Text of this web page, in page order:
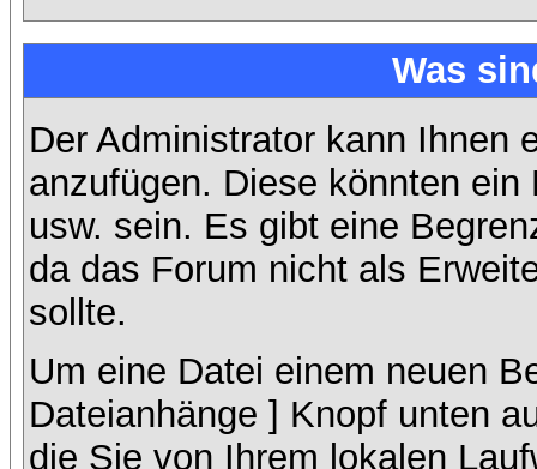
Was
Der Administrator kann Ihnen
anzufügen. Diese könnten
usw. sein. Es gibt eine
da das Forum nicht als
sollte.
Um eine Datei einem neuen
Dateianhänge ] Knopf unten
die Sie von Ihrem lokalen